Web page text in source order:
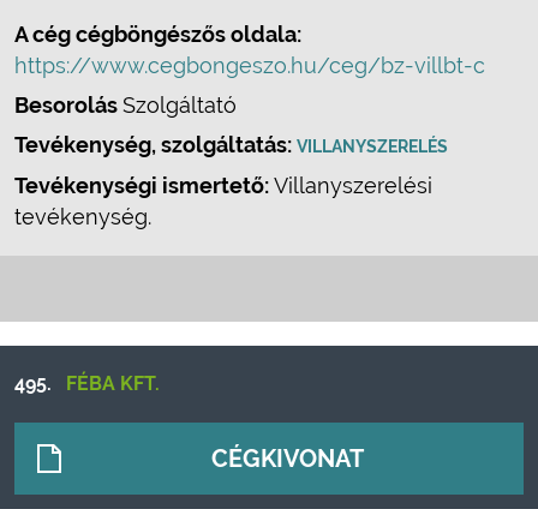
A cég cégböngészős oldala:
https://www.cegbongeszo.hu/ceg/bz-villbt-c
BesorolásSzolgáltató
Tevékenység, szolgáltatás: VILLANYSZERELÉS
Tevékenységi ismertető:Villanyszerelési
tevékenység.
495. FÉBA KFT.
CÉGKIVONAT